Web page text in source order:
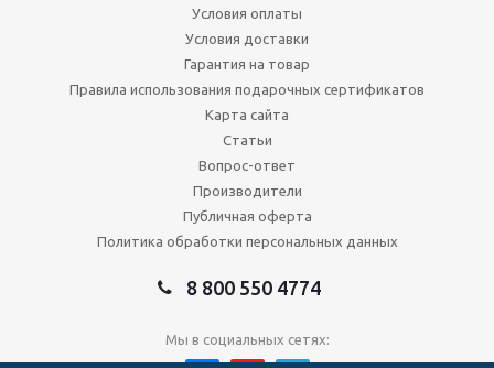
Условия оплаты
Условия доставки
Гарантия на товар
Правила использования подарочных сертификатов
Карта сайта
Статьи
Вопрос-ответ
Производители
Публичная оферта
Политика обработки персональных данных
8 800 550 4774
Мы в социальных сетях: